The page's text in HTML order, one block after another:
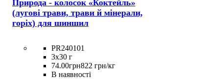
Природа - колосок «Коктейль»
(лугові трави, трави й мінерали,
горіх) для шиншил
PR240101
3х30 г
74.00грн822 грн/кг
В наявності